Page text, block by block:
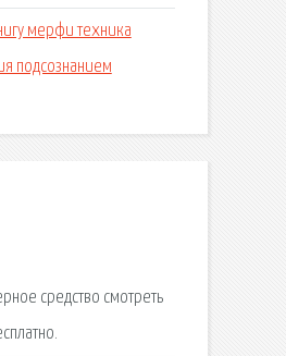
мерфи техника
подсознанием
средство смотреть